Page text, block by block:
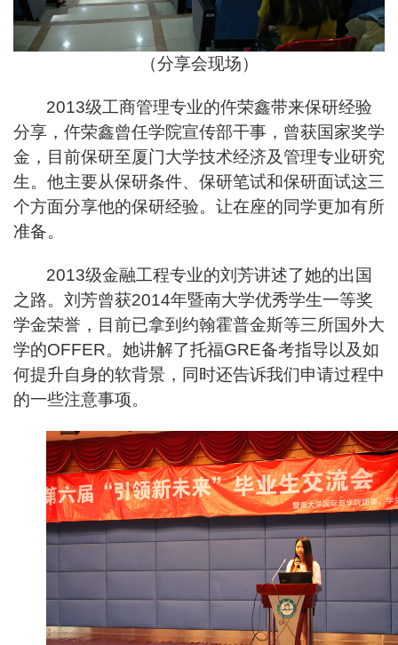
（分享会现场）
2013级工商管理专业的仵荣鑫带来保研经验
分享，仵荣鑫曾任学院宣传部干事，曾获国家奖学
金，目前保研至厦门大学技术经济及管理专业研究
生。他主要从保研条件、保研笔试和保研面试这三
个方面分享他的保研经验。让在座的同学更加有所
准备。
2013级金融工程专业的刘芳讲述了她的出国
之路。刘芳曾获2014年暨南大学优秀学生一等奖
学金荣誉，目前已拿到约翰霍普金斯等三所国外大
学的OFFER。她讲解了托福GRE备考指导以及如
何提升自身的软背景，同时还告诉我们申请过程中
的一些注意事项。